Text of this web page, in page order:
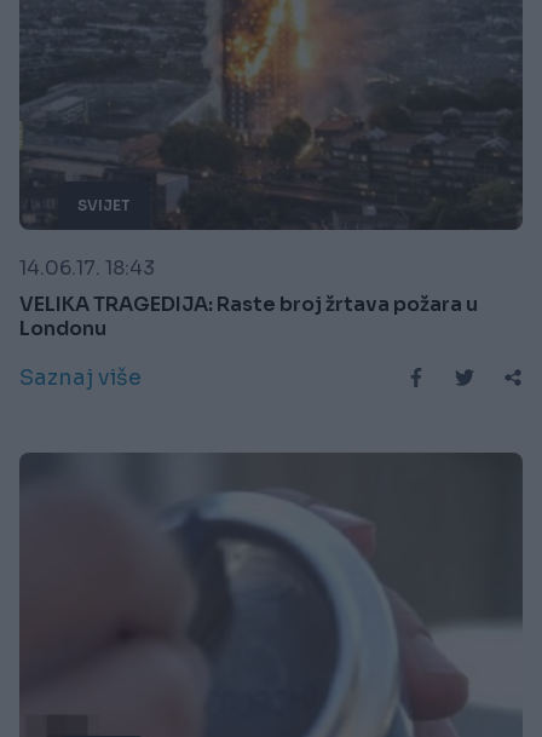
SVIJET
14.06.17. 18:43
VELIKA TRAGEDIJA: Raste broj žrtava požara u
Londonu
Saznaj više